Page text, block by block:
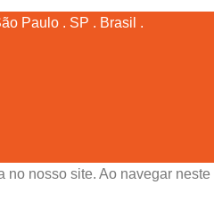
Paulo . SP . Brasil .
nosso site. Ao navegar